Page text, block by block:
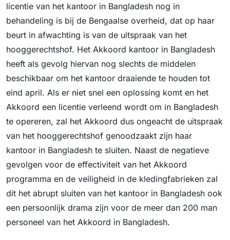
licentie van het kantoor in Bangladesh nog in
behandeling is bij de Bengaalse overheid, dat op haar
beurt in afwachting is van de uitspraak van het
hooggerechtshof. Het Akkoord kantoor in Bangladesh
heeft als gevolg hiervan nog slechts de middelen
beschikbaar om het kantoor draaiende te houden tot
eind april. Als er niet snel een oplossing komt en het
Akkoord een licentie verleend wordt om in Bangladesh
te opereren, zal het Akkoord dus ongeacht de uitspraak
van het hooggerechtshof genoodzaakt zijn haar
kantoor in Bangladesh te sluiten. Naast de negatieve
gevolgen voor de effectiviteit van het Akkoord
programma en de veiligheid in de kledingfabrieken zal
dit het abrupt sluiten van het kantoor in Bangladesh ook
een persoonlijk drama zijn voor de meer dan 200 man
personeel van het Akkoord in Bangladesh.